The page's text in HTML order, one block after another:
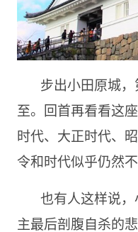
步出小田原城
至。回首再看看这
时代、大正时代、
令和时代似乎仍然
也有人这样说
主最后剖腹自杀的